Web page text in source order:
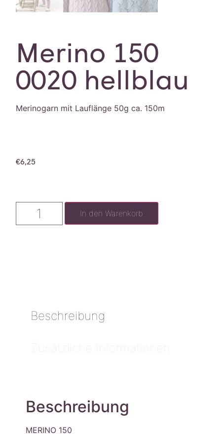
Merino 150
0020 hellblau
Merinogarn mit Lauflänge 50g ca. 150m
€6,25
In den Warenkorb
Beschreibung
Zusätzliche Informationen
Beschreibung
MERINO 150